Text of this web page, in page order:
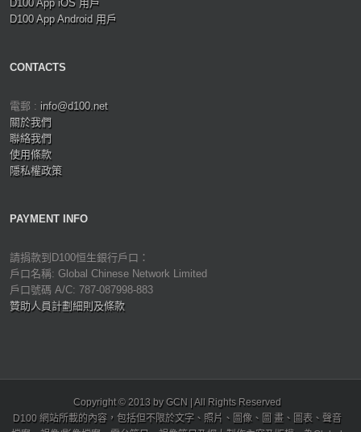
D100 App iOS 用戶
D100 App Android 用戶
CONTACTS
電郵 : info@d100.net
關於我們
聯絡我們
使用條款
隱私權政策
PAYMENT INFO
請捐款到D100恒生銀行戶口：
戶口名稱: Global Chinese Network Limited
戶口號碼 A/C: 787-087998-883
贊助人員計劃細則及條款
Copyright © 2013 by GCN | All Rights Reserved
D100 網站所載的內容，包括但不限於文字、照片、圖像、圖 畫、圖表、聲音